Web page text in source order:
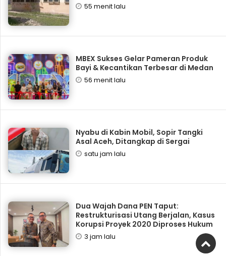
55 menit lalu
‎MBEX Sukses Gelar Pameran Produk
Bayi & Kecantikan Terbesar di Medan
56 menit lalu
Nyabu di Kabin Mobil, Sopir Tangki
Asal Aceh, Ditangkap di Sergai
satu jam lalu
Dua Wajah Dana PEN Taput:
Restrukturisasi Utang Berjalan, Kasus
Korupsi Proyek 2020 Diproses Hukum
3 jam lalu